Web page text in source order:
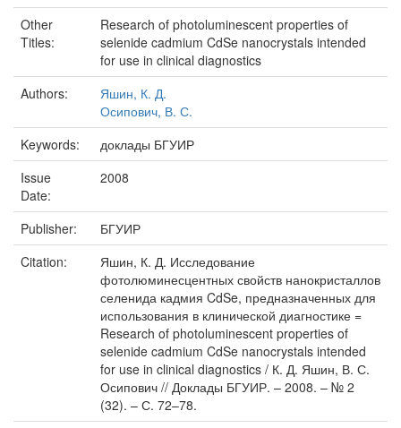
Other
Titles:
Research of photoluminescent properties of
selenide cadmium CdSe nanocrystals intended
for use in clinical diagnostics
Authors:
Яшин, К. Д.
Осипович, В. С.
Keywords:
доклады БГУИР
Issue
Date:
2008
Publisher:
БГУИР
Citation:
Яшин, К. Д. Исследование
фотолюминесцентных свойств нанокристаллов
селенида кадмия CdSe, предназначенных для
использования в клинической диагностике =
Research of photoluminescent properties of
selenide cadmium CdSe nanocrystals intended
for use in clinical diagnostics / К. Д. Яшин, В. С.
Осипович // Доклады БГУИР. – 2008. – № 2
(32). – С. 72–78.